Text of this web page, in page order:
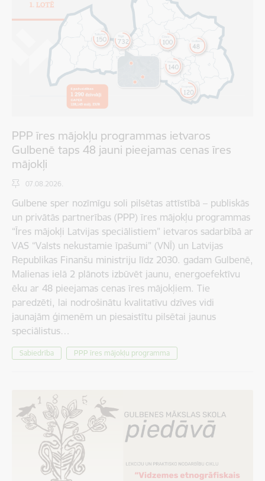
PPP īres mājokļu programmas ietvaros
Gulbenē taps 48 jauni pieejamas cenas īres
mājokļi
07.08.2026.
Gulbene sper nozīmīgu soli pilsētas attīstībā – publiskās
un privātās partnerības (PPP) īres mājokļu programmas
“Īres mājokļi Latvijas speciālistiem” ietvaros sadarbībā ar
VAS “Valsts nekustamie īpašumi” (VNĪ) un Latvijas
Republikas Finanšu ministriju līdz 2030. gadam Gulbenē,
Malienas ielā 2 plānots izbūvēt jaunu, energoefektīvu
ēku ar 48 pieejamas cenas īres mājokļiem. Tie
paredzēti, lai nodrošinātu kvalitatīvu dzīves vidi
jaunajām ģimenēm un piesaistītu pilsētai jaunus
speciālistus…
Sabiedrība PPP īres mājokļu programma